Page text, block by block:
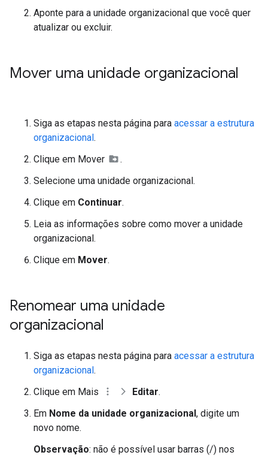
Aponte para a unidade organizacional que você quer
atualizar ou excluir.
Mover uma unidade organizacional
Siga as etapas nesta página para acessar a estrutura
organizacional.
Clique em Mover
.
Selecione uma unidade organizacional.
Clique em Continuar.
Leia as informações sobre como mover a unidade
organizacional.
Clique em Mover.
Renomear uma unidade
organizacional
Siga as etapas nesta página para acessar a estrutura
organizacional.
Clique em Mais
Editar.
Em Nome da unidade organizacional, digite um
novo nome.
Observação: não é possível usar barras (/) nos